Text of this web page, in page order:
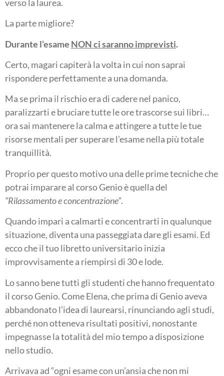
verso la laurea.
La parte migliore?
Durante l’esame NON ci saranno imprevisti.
Certo, magari capiterà la volta in cui non saprai
rispondere perfettamente a una domanda.
Ma se prima il rischio era di cadere nel panico,
paralizzarti e bruciare tutte le ore trascorse sui libri…
ora sai mantenere la calma e attingere a tutte le tue
risorse mentali per superare l’esame nella più totale
tranquillità.
Proprio per questo motivo una delle prime tecniche che
potrai imparare al corso Genio è quella del
“Rilassamento e concentrazione”.
Quando impari a calmarti e concentrarti in qualunque
situazione, diventa una passeggiata dare gli esami. Ed
ecco che il tuo libretto universitario inizia
improvvisamente a riempirsi di 30 e lode.
Lo sanno bene tutti gli studenti che hanno frequentato
il corso Genio. Come Elena, che prima di Genio aveva
abbandonato l’idea di laurearsi, rinunciando agli studi,
perché non otteneva risultati positivi, nonostante
impegnasse la totalità del mio tempo a disposizione
nello studio.
Arrivava ad “ogni esame con un’ansia che non mi